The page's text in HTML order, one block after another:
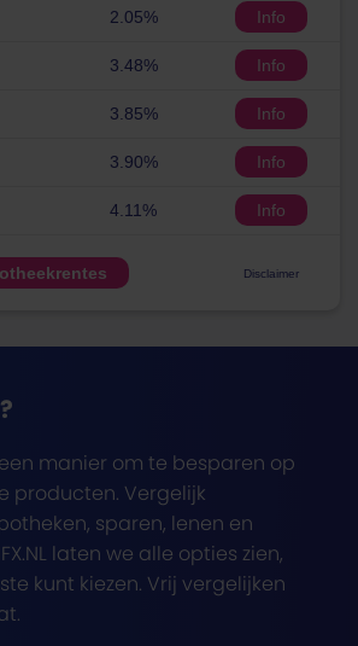
2.05% Info
3.48% Info
3.85% Info
3.90% Info
4.11% Info
Disclaimer
manier om te besparen op
producten. Vergelijk
sparen, lenen en
laten we alle opties zien,
kunt kiezen. Vrij vergelijken